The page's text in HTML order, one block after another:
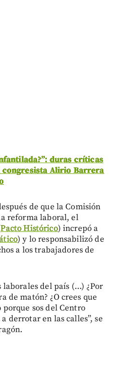
duras críticas
Alirio Barrera
de que la Comisión
reforma laboral, el
Pacto Histórico) increpó a
) y lo responsabilizó de
a los trabajadores de
del país (...) ¿Por
de matón? ¿O crees que
sos del Centro
derrotar en las calles”, se